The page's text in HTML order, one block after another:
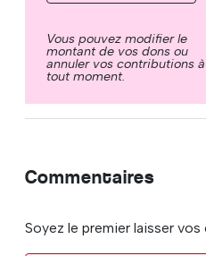
Vous pouvez modifier le
montant de vos dons ou
annuler vos contributions à
tout moment.
Commentaires
Soyez le premier laisser